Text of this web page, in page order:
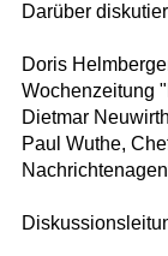
Darüber
Doris
Wochenzeitung
Dietmar
Paul Wuthe,